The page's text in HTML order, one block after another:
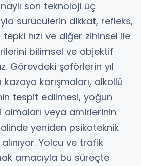
son teknoloji üç
sürücülerin dikkat, refleks,
hızı ve diğer zihinsel ile
bilimsel ve objektif
Görevdeki şoförlerin yıl
karışmaları, alkollü
tespit edilmesi, yoğun
veya amirlerinin
yeniden psikoteknik
Yolcu ve trafik
amacıyla bu süreçte